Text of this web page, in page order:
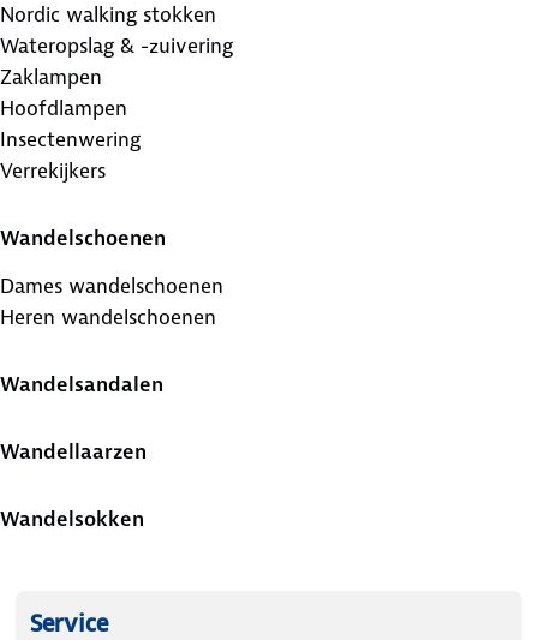
Nordic walking stokken
Wateropslag & -zuivering
Zaklampen
Hoofdlampen
Insectenwering
Verrekijkers
Wandelschoenen
Dames wandelschoenen
Heren wandelschoenen
Wandelsandalen
Wandellaarzen
Wandelsokken
Service